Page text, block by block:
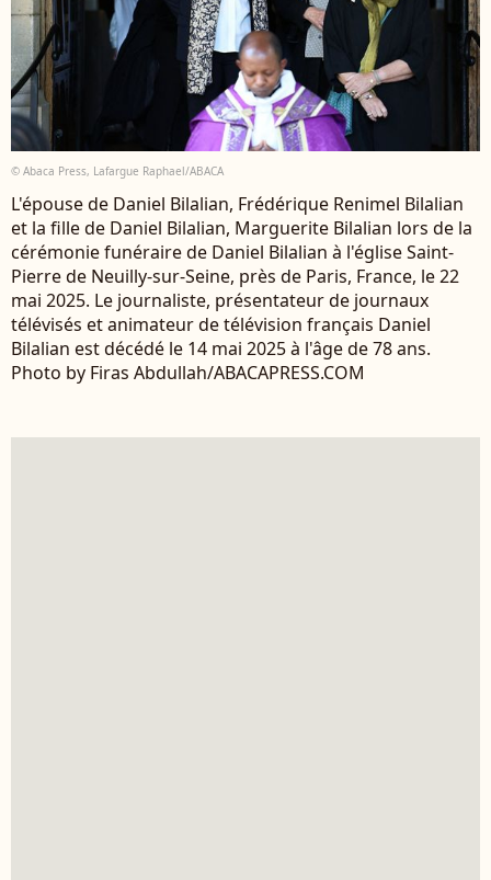
© Abaca Press, Lafargue Raphael/ABACA
L'épouse de Daniel Bilalian, Frédérique Renimel Bilalian
et la fille de Daniel Bilalian, Marguerite Bilalian lors de la
cérémonie funéraire de Daniel Bilalian à l'église Saint-
Pierre de Neuilly-sur-Seine, près de Paris, France, le 22
mai 2025. Le journaliste, présentateur de journaux
télévisés et animateur de télévision français Daniel
Bilalian est décédé le 14 mai 2025 à l'âge de 78 ans.
Photo by Firas Abdullah/ABACAPRESS.COM